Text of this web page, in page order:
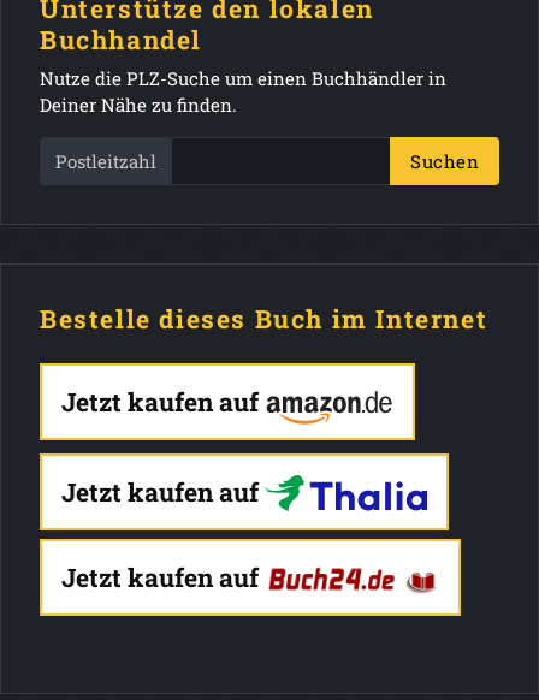
Unterstütze den lokalen
Buchhandel
Nutze die PLZ-Suche um einen Buchhändler in
Deiner Nähe zu finden.
Postleitzahl Suchen
Bestelle dieses Buch im Internet
Jetzt kaufen auf
Jetzt kaufen auf
Jetzt kaufen auf